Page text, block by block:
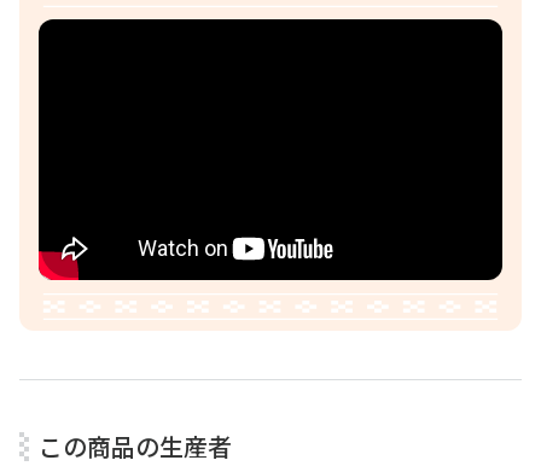
この商品の生産者
「二代目である祖父から、泡盛造りを学び始めたのは20歳
現場で叩き上げで泡盛造りを学んできたという田場さん
米を蒸すときの音や香りを感じとりながら作業している姿